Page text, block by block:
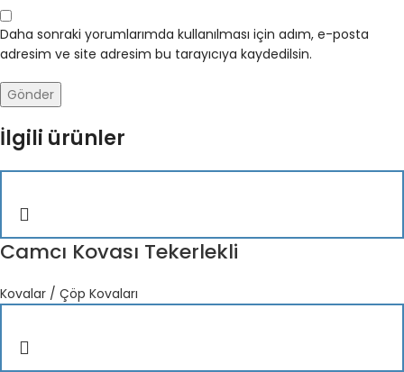
Daha sonraki yorumlarımda kullanılması için adım, e-posta
adresim ve site adresim bu tarayıcıya kaydedilsin.
İlgili ürünler
Camcı Kovası Tekerlekli
Kovalar / Çöp Kovaları